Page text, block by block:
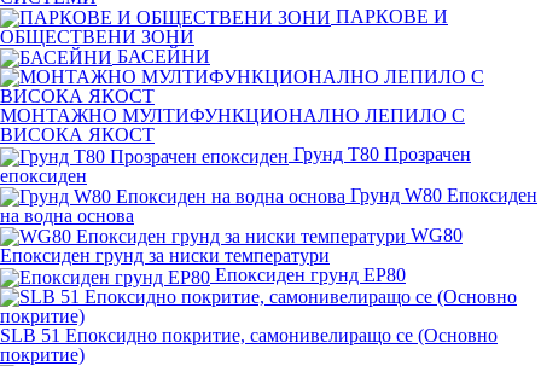
ПАРКОВЕ И
ОБЩЕСТВЕНИ ЗОНИ
БАСЕЙНИ
МОНТАЖНО МУЛТИФУНКЦИОНАЛНО ЛЕПИЛО С
ВИСОКА ЯКОСТ
Грунд Т80 Прозрачен
епоксиден
Грунд W80 Епоксиден
на водна основа
WG80
Епоксиден грунд за ниски температури
Епоксиден грунд EP80
SLB 51 Епоксидно покритие, самонивелиращо се (Основно
покритие)